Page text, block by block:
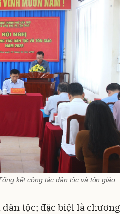
kết công tác dân tộc và tôn giáo
tộc; đặc biệt là chương